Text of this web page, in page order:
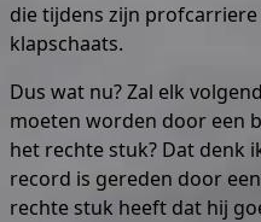
die tijdens zijn
klapschaats.
Dus wat nu? Zal elk
moeten worden door een
het rechte stuk? Dat denk
record is gereden door
rechte stuk heeft dat hij